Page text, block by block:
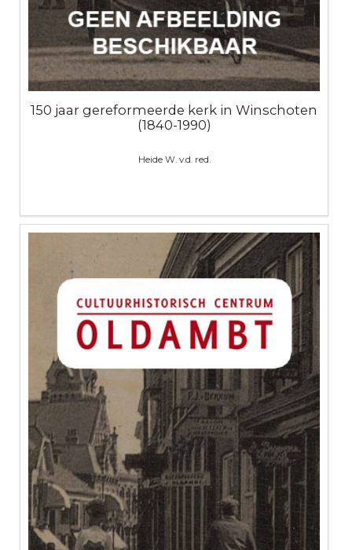
150 jaar gereformeerde kerk in Winschoten
(1840-1990)
Heide W. v.d. red.